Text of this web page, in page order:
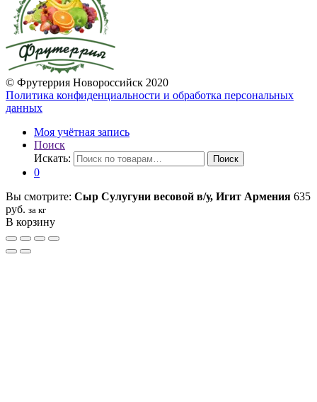
© Фрутеррия Новороссийск 2020
Политика конфиденциальности и обработка персональных
данных
Моя учётная запись
Поиск
Искать:
Поиск
0
Вы смотрите: Сыр Сулугуни весовой в/у, Игит Армения 635
руб. за кг
В корзину